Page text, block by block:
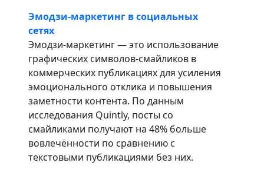
Эмодзи-маркетинг в социальных
сетях
Эмодзи-маркетинг — это использование
графических символов-смайликов в
коммерческих публикациях для усиления
эмоционального отклика и повышения
заметности контента. По данным
исследования Quintly, посты со
смайликами получают на 48% больше
вовлечённости по сравнению с
текстовыми публикациями без них.